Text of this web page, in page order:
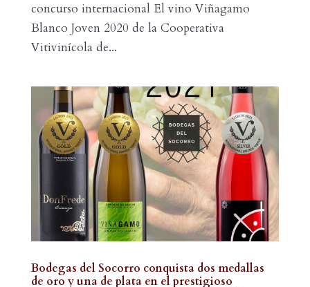
concurso internacional El vino Viñagamo
Blanco Joven 2020 de la Cooperativa
Vitivinícola de...
Bodegas del Socorro conquista dos medallas
de oro y una de plata en el prestigioso